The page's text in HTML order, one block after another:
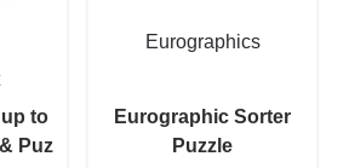
up to
Puz
Eurographics
Eurographic Sorter
Puzzle